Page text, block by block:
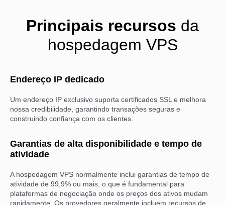
Principais recursos da
hospedagem VPS
Endereço IP dedicado
Um endereço IP exclusivo suporta certificados SSL e melhora
nossa credibilidade, garantindo transações seguras e
construindo confiança com os clientes.
Garantias de alta disponibilidade e tempo de
atividade
A hospedagem VPS normalmente inclui garantias de tempo de
atividade de 99,9% ou mais, o que é fundamental para
plataformas de negociação onde os preços dos ativos mudam
rapidamente. Os provedores geralmente incluem recursos de